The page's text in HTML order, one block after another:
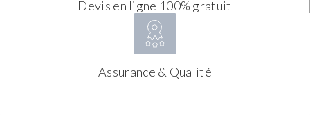
Devis en ligne 100% gratuit
Assurance & Qualité